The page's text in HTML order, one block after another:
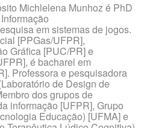
Michlelena Munhoz é PhD
em sistemas de jogos.
[PPGas/UFPR],
Gráfica [PUC/PR] e
é bacharel em
Professora e pesquisadora
de Design de
dos grupos de
informação [UFPR], Grupo
Educação) [UFMA] e